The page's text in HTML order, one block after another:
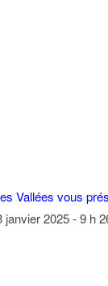
Vallées vous
janvier 2025 - 9 h